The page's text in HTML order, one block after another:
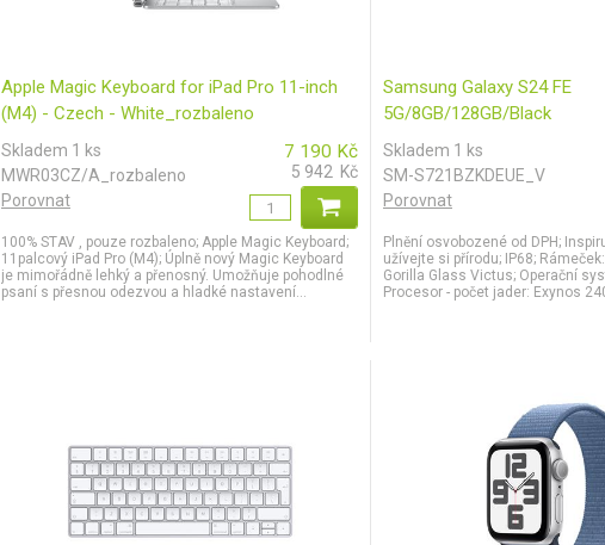
Apple Magic Keyboard for iPad Pro 11-inch
(M4) - Czech - White_rozbaleno
Skladem 1 ks
MWR03CZ/A_rozbaleno
Porovnat
7 190 Kč
5 942 Kč
100% STAV , pouze rozbaleno; Apple Magic Keyboard;
11palcový iPad Pro (M4); Úplně nový Magic Keyboard
je mimořádně lehký a přenosný. Umožňuje pohodlné
psaní s přesnou odezvou a hladké nastavení...
Samsung Galaxy S24 FE
5G/8GB/128GB/Black
Skladem 1 ks
SM-S721BZKDEUE_V
Porovnat
Plnění osvobozené od DPH;
užívejte si přírodu; IP68;
Gorilla Glass Victus; Operační
Procesor - počet jader: Exynos